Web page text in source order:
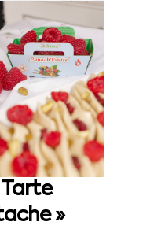
Tarte
»